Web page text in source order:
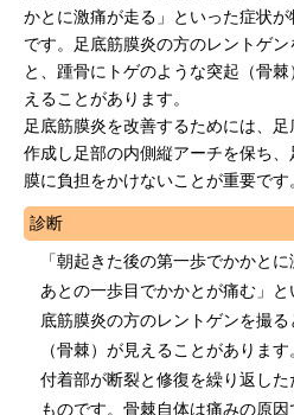
かとに激痛が走る」といった症状が
です。足底筋膜炎の方のレントゲン
と、踵骨にトゲのような突起（骨棘
えることがあります。
足底筋膜炎を改善するためには、足
作成し足部の内側縦アーチを保ち、
膜に負担をかけないことが重要です
診断
「朝起きた後の第一歩でかかと
あとの一歩目でかかとが痛む」
底筋膜炎の方のレントゲンを撮
（骨棘）が見えることがありま
付着部が断裂と修復を繰り返し
ものです。骨棘自体は痛みの原